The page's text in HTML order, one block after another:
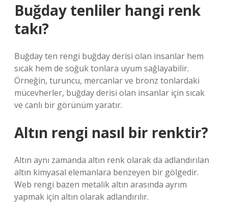
Buğday tenliler hangi renk
takı?
Buğday ten rengi buğday derisi olan insanlar hem
sıcak hem de soğuk tonlara uyum sağlayabilir.
Örneğin, turuncu, mercanlar ve bronz tonlardaki
mücevherler, buğday derisi olan insanlar için sıcak
ve canlı bir görünüm yaratır.
Altın rengi nasıl bir renktir?
Altın aynı zamanda altın renk olarak da adlandırılan
altın kimyasal elemanlara benzeyen bir gölgedir.
Web rengi bazen metalik altın arasında ayrım
yapmak için altın olarak adlandırılır.